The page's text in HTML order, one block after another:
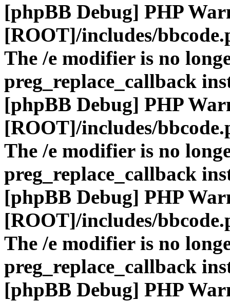
[phpBB Debug] PHP
[ROOT]/includes/
The /e modifier is no
preg_replace_callback
[phpBB Debug] PHP
[ROOT]/includes/
The /e modifier is no
preg_replace_callback
[phpBB Debug] PHP
[ROOT]/includes/
The /e modifier is no
preg_replace_callback
[phpBB Debug] PHP